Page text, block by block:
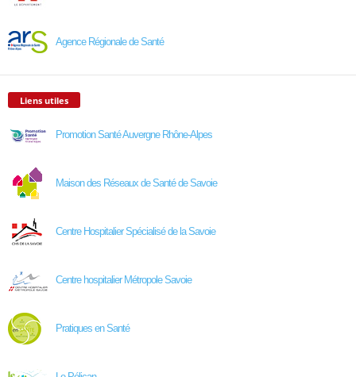
Agence Régionale de Santé
Liens utiles
Promotion Santé Auvergne Rhône-Alpes
Maison des Réseaux de Santé de Savoie
Centre Hospitalier Spécialisé de la Savoie
Centre hospitalier Métropole Savoie
Pratiques en Santé